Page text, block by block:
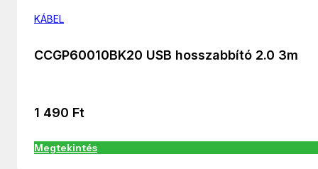
KÁBEL
CCGP60010BK20 USB hosszabbító 2.0 3m
1 490 Ft
Megtekintés